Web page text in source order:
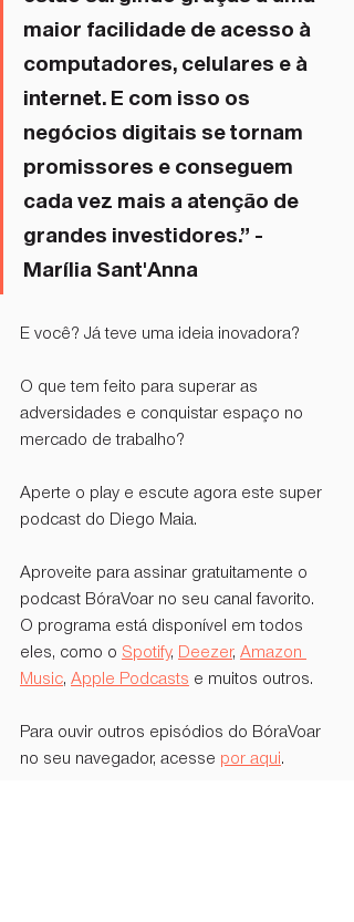
maior facilidade de acesso à
computadores, celulares e à
internet. E com isso os
negócios digitais se tornam
promissores e conseguem
cada vez mais a atenção de
grandes investidores.” -
Marília Sant'Anna
E você? Já teve uma ideia inovadora?
O que tem feito para superar as
adversidades e conquistar espaço no
mercado de trabalho?
Aperte o play e escute agora este super
podcast do Diego Maia.
Aproveite para assinar gratuitamente o
podcast BóraVoar no seu canal favorito.
O programa está disponível em todos
eles, como o Spotify, Deezer, Amazon
Music, Apple Podcasts e muitos outros.
Para ouvir outros episódios do BóraVoar
no seu navegador, acesse por aqui.